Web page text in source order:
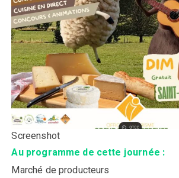
Screenshot
Au programme de cette journée :
Marché de producteurs